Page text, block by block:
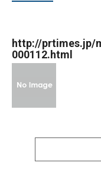
http://prtimes.jp/
000112.html